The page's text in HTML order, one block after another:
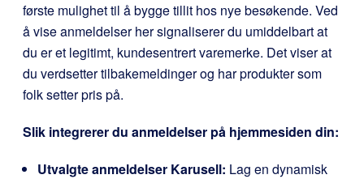
første mulighet til å bygge tillit hos nye besøkende. Ved
å vise anmeldelser her signaliserer du umiddelbart at
du er et legitimt, kundesentrert varemerke. Det viser at
du verdsetter tilbakemeldinger og har produkter som
folk setter pris på.
Slik integrerer du anmeldelser på hjemmesiden din:
Utvalgte anmeldelser Karusell: Lag en dynamisk